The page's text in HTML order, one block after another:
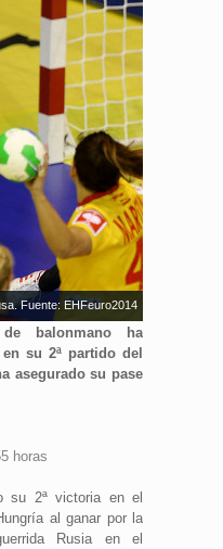
Fuente: EHFeuro2014
balonmano ha
su 2ª partido del
asegurado su pase
horas
su 2ª victoria en el
al ganar por la
Rusia en el